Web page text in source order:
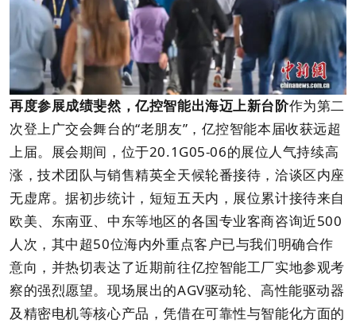
再度参展成绩斐然，亿控智能出海迈上新台阶作为第二
次登上广交会舞台的“老朋友”，亿控智能本届收获远超
上届。展会期间，位于20.1G05-06的展位人气持续高
涨，技术团队与销售精英全天候轮番接待，洽谈区内座
无虚席。据初步统计，短短五天内，展位累计接待来自
欧美、东南亚、中东等地区的各国专业客商咨询近500
人次，其中超50位海内外重点客户已与我们明确合作
意向，并热切表达了近期前往亿控智能工厂实地参观考
察的强烈愿望。现场展出的AGV驱动轮、高性能驱动器
及精密电机等核心产品，凭借在可靠性与智能化方面的